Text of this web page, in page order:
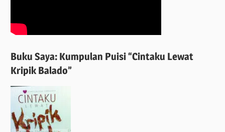
Buku Saya: Kumpulan Puisi “Cintaku Lewat
Kripik Balado”